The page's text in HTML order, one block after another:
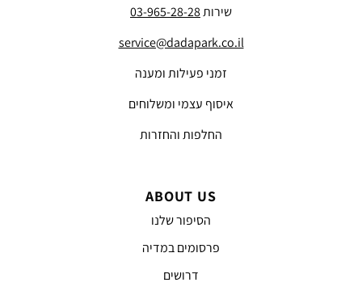
שירות03-965-28-28
service@dadapark.co.il
זמני פעילות ומענה
איסוף עצמי ומשלוחים
החלפות והחזרות
ABOUT US
הסיפור שלנו
פרסומים במדיה
דרושים